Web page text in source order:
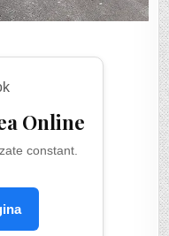
Online
constant.